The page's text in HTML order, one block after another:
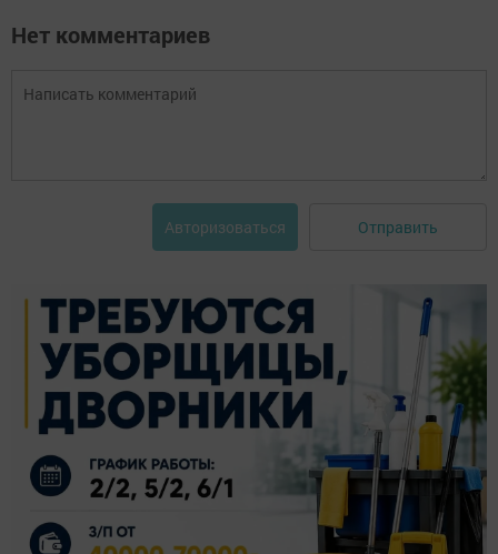
Нет комментариев
Авторизоваться Отправить